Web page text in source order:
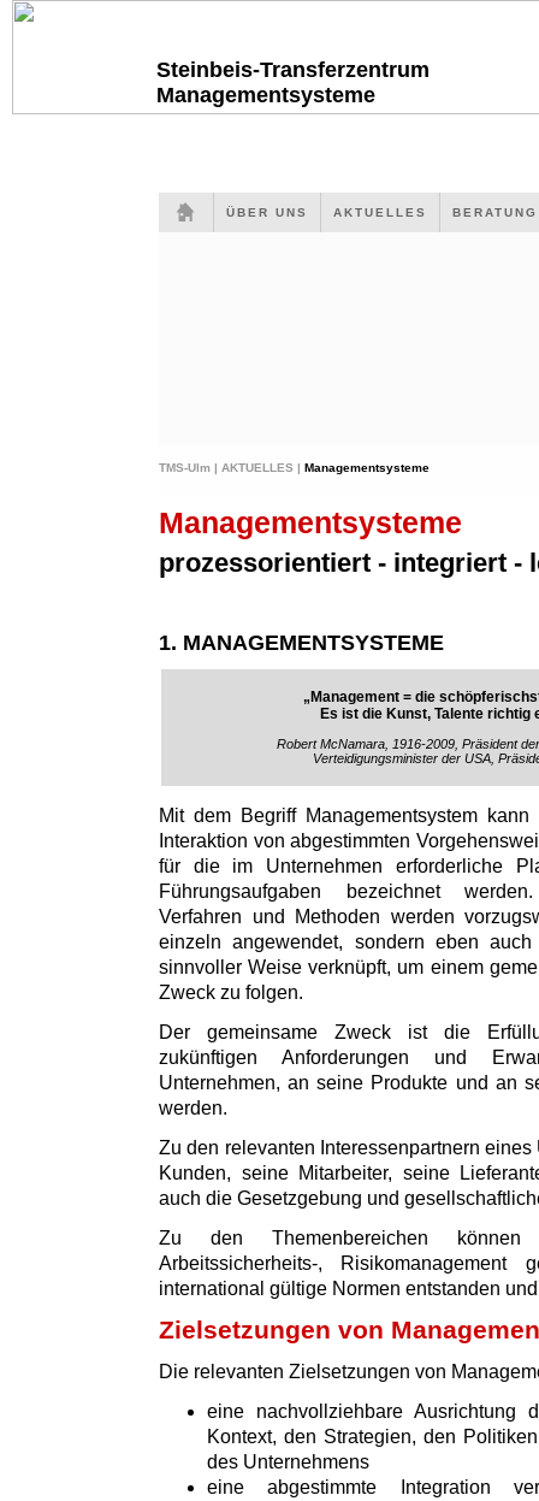
Steinbeis-Transferzentrum
Managementsysteme
ÜBER UNS AKTUELLES
TMS-Ulm | AKTUELLES | Managementsysteme
Managementsysteme
prozessorientiert - integriert -
1. MANAGEMENTSYSTEME
„Management = die
Es ist die Kunst, Talente richtig
Robert McNamara, 1916-2009, Präsident
Verteidigungsminister der USA,
Mit dem Begriff Managementsystem
Interaktion von abgestimmten
für die im Unternehmen erforderliche
Führungsaufgaben bezeichnet
Verfahren und Methoden werden
einzeln angewendet, sondern eben
sinnvoller Weise verknüpft, um einem
Zweck zu folgen.
Der gemeinsame Zweck ist die
zukünftigen Anforderungen und
Unternehmen, an seine Produkte und an
werden.
Zu den relevanten Interessenpartnern
Kunden, seine Mitarbeiter, seine
auch die Gesetzgebung und
Zu den Themenbereichen
Arbeitssicherheits-,
international gültige Normen entstanden
Zielsetzungen von
Die relevanten Zielsetzungen von
eine nachvollziehbare Ausrichtung
Kontext, den Strategien, den
des Unternehmens
eine abgestimmte Integration